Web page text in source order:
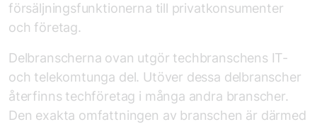
försäljningsfunktionerna till privatkonsumenter
och företag.
Delbranscherna ovan utgör tech­branschens IT-
och telekomtunga del. Utöver dessa delbranscher
återfinns tech­företag i många andra branscher.
Den exakta omfattningen av branschen är därmed